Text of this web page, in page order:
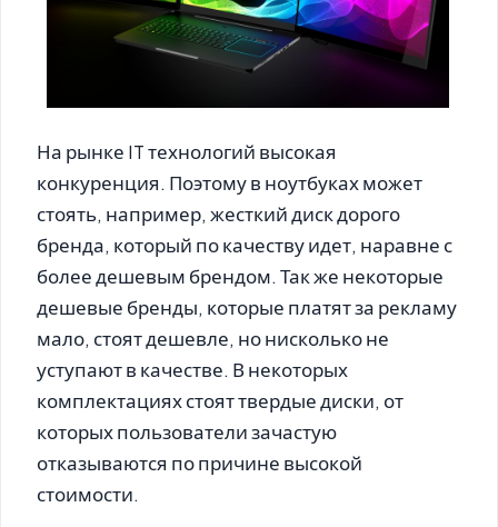
На рынке IT технологий высокая
конкуренция. Поэтому в ноутбуках может
стоять, например, жесткий диск дорого
бренда, который по качеству идет, наравне с
более дешевым брендом. Так же некоторые
дешевые бренды, которые платят за рекламу
мало, стоят дешевле, но нисколько не
уступают в качестве. В некоторых
комплектациях стоят твердые диски, от
которых пользователи зачастую
отказываются по причине высокой
стоимости.